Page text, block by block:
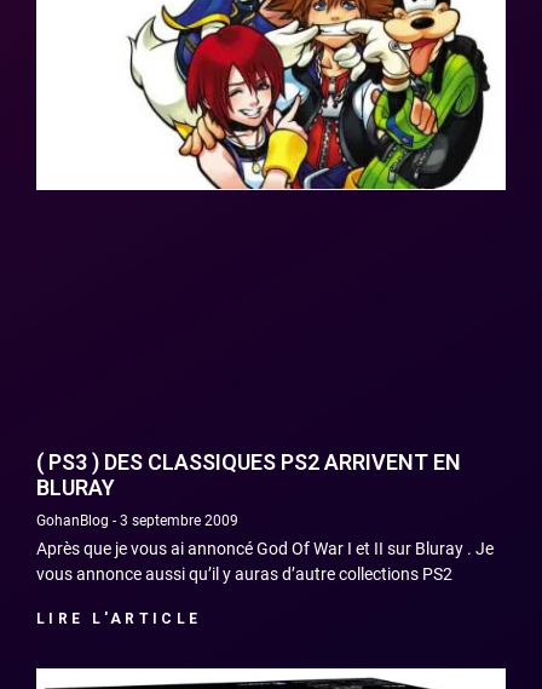
( PS3 ) DES CLASSIQUES PS2 ARRIVENT EN
BLURAY
GohanBlog 3 septembre 2009
Après que je vous ai annoncé God Of War I et II sur Bluray . Je
vous annonce aussi qu’il y auras d’autre collections PS2
LIRE L'ARTICLE